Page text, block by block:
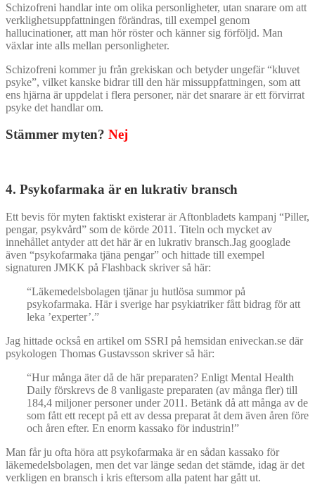
Schizofreni handlar inte om olika personligheter, utan snarare om att
verklighetsuppfattningen förändras, till exempel genom
hallucinationer, att man hör röster och känner sig förföljd. Man
växlar inte alls mellan personligheter.
Schizofreni kommer ju från grekiskan och betyder ungefär “kluvet
psyke”, vilket kanske bidrar till den här missuppfattningen, som att
ens hjärna är uppdelat i flera personer, när det snarare är ett förvirrat
psyke det handlar om.
Stämmer myten? Nej
4. Psykofarmaka är en lukrativ bransch
Ett bevis för myten faktiskt existerar är Aftonbladets kampanj “Piller,
pengar, psykvård” som de körde 2011. Titeln och mycket av
innehållet antyder att det här är en lukrativ bransch.Jag googlade
även “psykofarmaka tjäna pengar” och hittade till exempel
signaturen JMKK på Flashback skriver så här:
“Läkemedelsbolagen tjänar ju hutlösa summor på
psykofarmaka. Här i sverige har psykiatriker fått bidrag för att
leka ’experter’.”
Jag hittade också en artikel om SSRI på hemsidan eniveckan.se där
psykologen Thomas Gustavsson skriver så här:
“Hur många äter då de här preparaten? Enligt Mental Health
Daily förskrevs de 8 vanligaste preparaten (av många fler) till
184,4 miljoner personer under 2011. Betänk då att många av de
som fått ett recept på ett av dessa preparat åt dem även åren före
och åren efter. En enorm kassako för industrin!”
Man får ju ofta höra att psykofarmaka är en sådan kassako för
läkemedelsbolagen, men det var länge sedan det stämde, idag är det
verkligen en bransch i kris eftersom alla patent har gått ut.